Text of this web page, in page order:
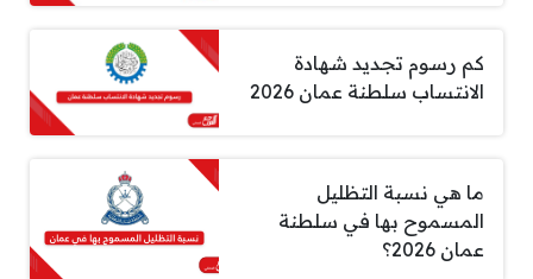
كم رسوم تجديد شهادة
الانتساب سلطنة عمان 2026
ما هي نسبة التظليل
المسموح بها في سلطنة
عمان 2026؟